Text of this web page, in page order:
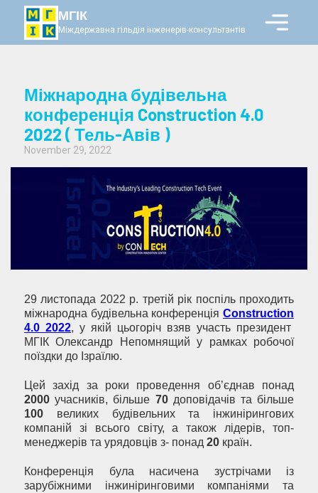
МГІК
Міждержавна гільдія інженерів-консультантів
Міжнародна будівельна
конференція Construction 4.0
2022 ( Тель-Авів )
November 29, 2022
29 листопада 2022 р. третій рік поспіль проходить
міжнародна будівельна конференція Construction
4.0 2022, у якій цьогоріч взяв участь президент
МГІК Олександр Непомнящий у рамках робочої
поїздки до Ізраїлю.
Цей захід за роки проведення об’єднав понад
2000 учасників, більше 70доповідачів та більше
100 великих будівельних та інжинірингових
компаній зі всього світу, а також лідерів, топ-
менеджерів та урядовців з- понад 20 країн.
Конференція була насичена зустрічами із
зарубіжними інжиніринговими компаніями та